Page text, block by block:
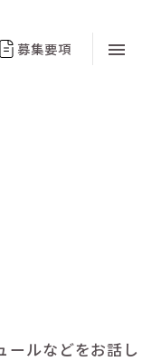
募集要項
ールなどをお話し